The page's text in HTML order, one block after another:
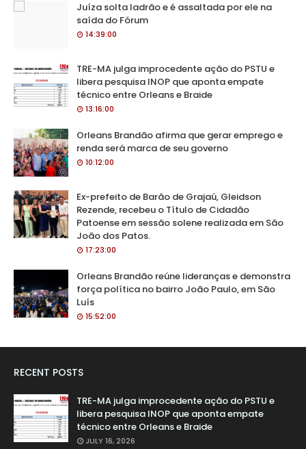
Juíza solta ladrão e é assaltada por ele na
saída do Fórum
14:39:00
TRE-MA julga improcedente ação do PSTU e
libera pesquisa INOP que aponta empate
técnico entre Orleans e Braide
13:16:00
Orleans Brandão afirma que gerar emprego e
renda será marca de seu governo
10:12:00
Ex-prefeito de Barão de Grajaú, Gleidson
Rezende, recebeu o Título de Cidadão
Patoense em sessão solene realizada em São
João dos Patos.
17:23:00
Orleans Brandão reúne lideranças e demonstra
força política no bairro João Paulo, em São
Luís
15:52:00
RECENT POSTS
TRE-MA julga improcedente ação do PSTU e
libera pesquisa INOP que aponta empate
técnico entre Orleans e Braide
JULY 16, 2026